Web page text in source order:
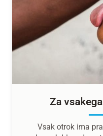
Za
Vsak otrok ima